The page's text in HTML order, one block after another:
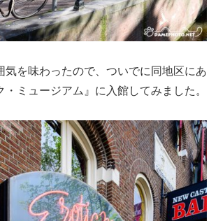
気を味わったので、ついでに同地区にあ
・ミュージアム』に入館してみました。